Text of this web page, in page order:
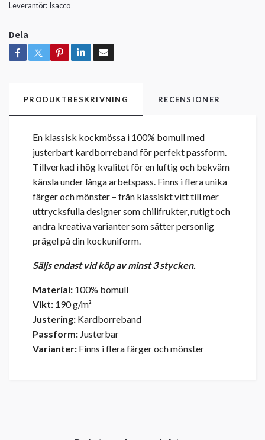
Leverantör: Isacco
Dela
PRODUKTBESKRIVNING RECENSIONER
En klassisk kockmössa i 100% bomull med
justerbart kardborreband för perfekt passform.
Tillverkad i hög kvalitet för en luftig och bekväm
känsla under långa arbetspass. Finns i flera unika
färger och mönster – från klassiskt vitt till mer
uttrycksfulla designer som chilifrukter, rutigt och
andra kreativa varianter som sätter personlig
prägel på din kockuniform.
Säljs endast vid köp av minst 3 stycken.
Material: 100% bomull
Vikt: 190 g/m²
Justering: Kardborreband
Passform: Justerbar
Varianter: Finns i flera färger och mönster